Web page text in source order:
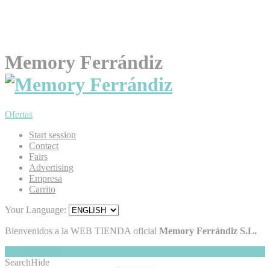
Memory Ferrándiz
Ofertas
Start session
Contact
Fairs
Advertising
Empresa
Carrito
Your Language:
Bienvenidos a la WEB TIENDA oficial Memory Ferrándiz S.L.
SearchHide